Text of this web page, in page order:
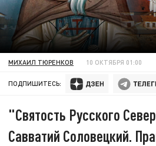
МИХАИЛ ТЮРЕНКОВ 10 ОКТЯБРЯ 01:00
ПОДПИШИТЕСЬ:
"Святость Русского
Савватий Соловецкий.